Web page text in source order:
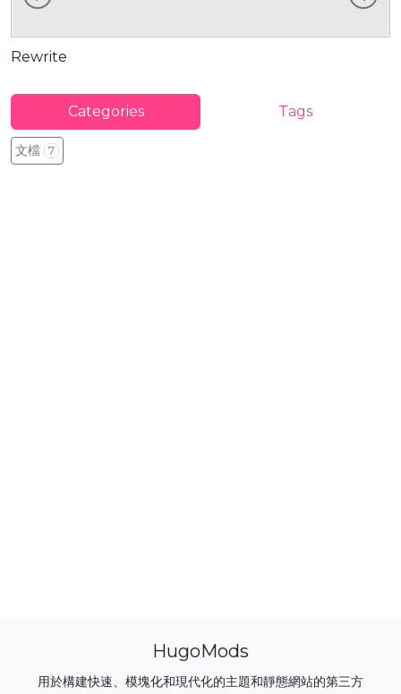
Rewrite
Categories Tags
文檔 7
HugoMods
用於構建快速、模塊化和現代化的主題和靜態網站的第三方